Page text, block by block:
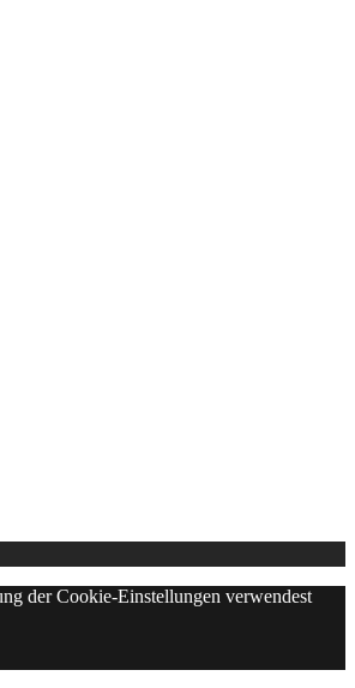
der Cookie-Einstellungen verwendest